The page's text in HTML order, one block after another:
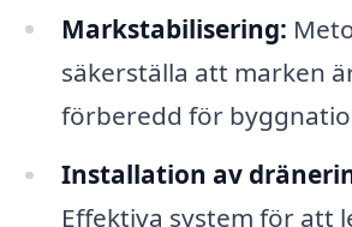
Markstabilisering:
säkerställa att marken
förberedd för
Installation av
Effektiva system för att